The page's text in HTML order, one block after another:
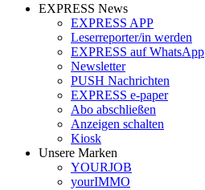
EXPRESS News
EXPRESS APP
Leserreporter/in werden
EXPRESS auf WhatsApp
Newsletter
PUSH Nachrichten
EXPRESS e-paper
Abo abschließen
Anzeigen schalten
Kiosk
Unsere Marken
YOURJOB
yourIMMO